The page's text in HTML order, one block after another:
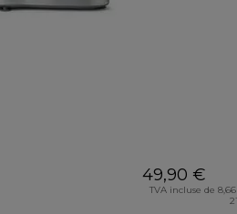
49,90 €
TVA incluse de